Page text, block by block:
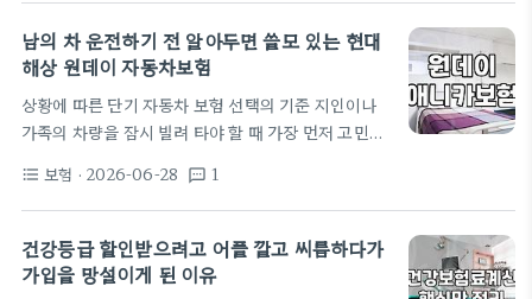
지냈던 것 같다. 그런데 어제는 왜 그랬는지 왠지 모르
게 좀 꼼꼼히 확인해보고 싶다는 생각이 들더라. 매달
통장에서 꼬박꼬박 빠져나가는 금액이 15만 원 정도
면 거의 2천만 원 가까이 된다는 계산이 머릿속에 스
치니까 갑자기 식은땀이 났다. 무조건 다 해지하고 싶
었던 충동 앱을 켜고 내가 들고 있는 종합보험…
남의 차 운전하기 전 알아두면 쓸모 있는 현대
해상 원데이 자동차보험
상황에 따른 단기 자동차 보험 선택의 기준 지인이나
가족의 차량을 잠시 빌려 타야 할 때 가장 먼저 고민하
동차 보험이라고 부르는 상품은 현대해상을 비롯한 여
러 보험사에서 제공하고 있는데, 정식 명칭은 '원데이
애니카보험'입니다. 이 보험은 말 그대로 하루 단위로
가입할 수 있는 단기 상품입니다. 반면, 차량 소유주가
format_list_bulleted 보험 · 2026-06-28 textsms 1
건강등급 할인받으려고 어플 깔고 씨름하다가
가입을 망설이게 된 이유